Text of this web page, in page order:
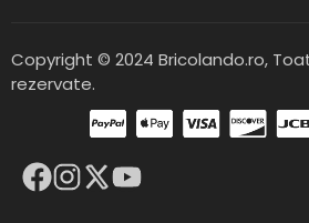
Copyright © 2024 Bricolando.ro,
rezervate.